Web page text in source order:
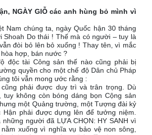
NGÀY GIỖ các anh hùng bỏ mình vì
Nam chúng ta, ngày Quốc hận 30 tháng
Shoah Do thái ! Thế mà có người – tuy là
đòi bỏ lên bỏ xuống ! Thay tên, vì mắc
hợp, bán nước ?
độc tài Công sản thế nào cũng phải bị
quyền cho một chế độ Dân chủ Pháp
tôi vẫn mong ước rằng :
cũng phải được duy trì và trân trọng. Dù
tuy không còn bóng dáng bọn Cộng sản
một Quảng trường, một Tượng đài kỷ
Hận phải được dựng lên để tưởng niệm.
người đã LỰA CHỌN: HY SANH vì
xuống vì nghĩa vụ bảo vệ non sông,